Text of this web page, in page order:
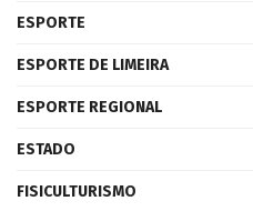
ESPORTE
ESPORTE DE LIMEIRA
ESPORTE REGIONAL
ESTADO
FISICULTURISMO